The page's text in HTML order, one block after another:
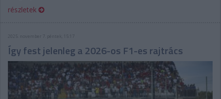
részletek
2025. november 7. péntek, 15:17
Így fest jelenleg a 2026-os F1-es rajtrács